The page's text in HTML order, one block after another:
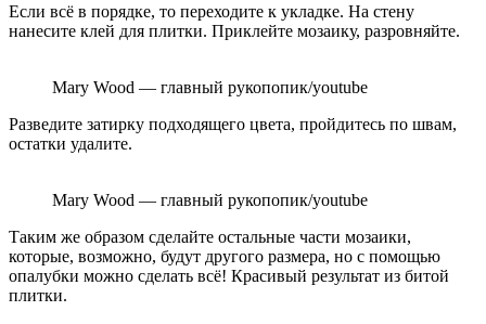
Если всё в порядке, то переходите к укладке. На стену
нанесите клей для плитки. Приклейте мозаику, разровняйте.
Mary Wood — главный рукопопик/youtube
Разведите затирку подходящего цвета, пройдитесь по швам,
остатки удалите.
Mary Wood — главный рукопопик/youtube
Таким же образом сделайте остальные части мозаики,
которые, возможно, будут другого размера, но с помощью
опалубки можно сделать всё! Красивый результат из битой
плитки.